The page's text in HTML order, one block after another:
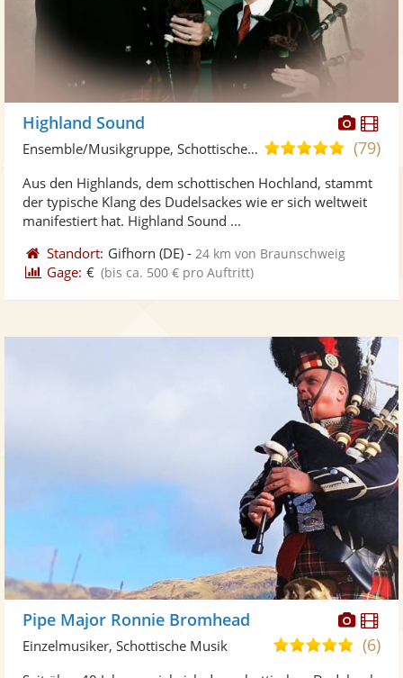
Fotos
Highland Sound
5,0
5
(79)
Ensemble/Musikgruppe, Schottische Musik
Aus den Highlands, dem schottischen Hochland, stammt
der typische Klang des Dudelsackes wie er sich weltweit
manifestiert hat. Highland Sound ...
Standort: Gifhorn (DE) - 24 km von Braunschweig
Gage: € (bis ca. 500 € pro Auftritt)
Pipe Major Ronnie Bromhead
5,0(6)
Einzelmusiker, Schottische Musik